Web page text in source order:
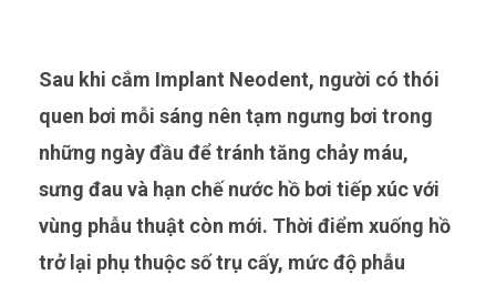
Sau khi cắm Implant Neodent, người có thói
quen bơi mỗi sáng nên tạm ngưng bơi trong
những ngày đầu để tránh tăng chảy máu,
sưng đau và hạn chế nước hồ bơi tiếp xúc với
vùng phẫu thuật còn mới. Thời điểm xuống hồ
trở lại phụ thuộc số trụ cấy, mức độ phẫu